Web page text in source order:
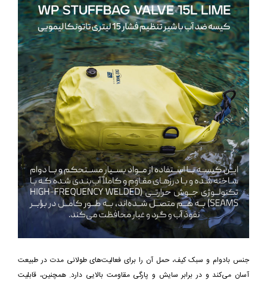
جنس بادوام و سبک کیف، حمل آن را برای فعالیت‌های طولانی مدت در طبیعت
آسان می‌کند و در برابر سایش و پارگی مقاومت بالایی دارد. همچنین، قابلیت